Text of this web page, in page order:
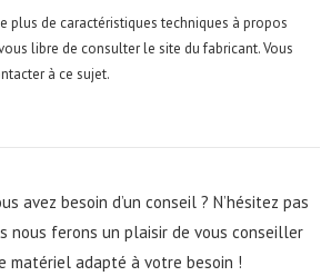
plus de caractéristiques techniques à propos
libre de consulter le site du fabricant. Vous
à ce sujet.
avez besoin d’un conseil ? N’hésitez pas
nous ferons un plaisir de vous conseiller
matériel adapté à votre besoin !